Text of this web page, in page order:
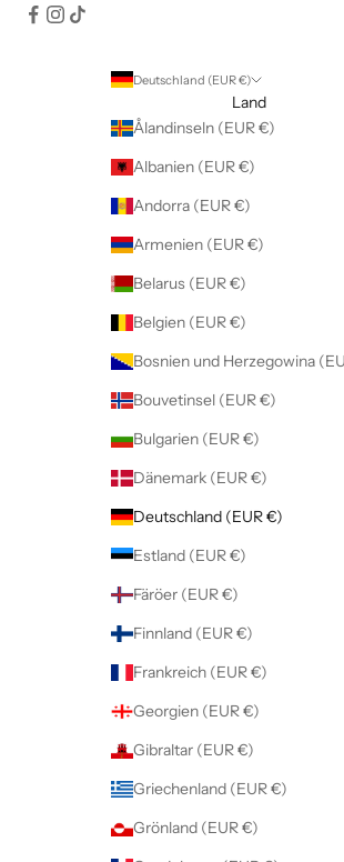
Deutschland (EUR €)
Land
Ålandinseln (EUR €)
Albanien (EUR €)
Andorra (EUR €)
Armenien (EUR €)
Belarus (EUR €)
Belgien (EUR €)
Bosnien und Herzegowina
Bouvetinsel (EUR €)
Bulgarien (EUR €)
Dänemark (EUR €)
Deutschland (EUR €)
Estland (EUR €)
Färöer (EUR €)
Finnland (EUR €)
Frankreich (EUR €)
Georgien (EUR €)
Gibraltar (EUR €)
Griechenland (EUR €)
Grönland (EUR €)